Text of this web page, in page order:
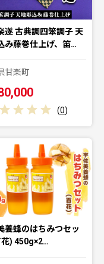
遂 古典調四笨調子 天
み藤巻仕上げ、笛…
甘楽町
(0)
養蜂のはちみつセッ
花) 450g×2…